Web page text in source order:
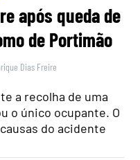
após queda de
de Portimão
Dias Freire
a recolha de uma
o único ocupante. O
do acidente